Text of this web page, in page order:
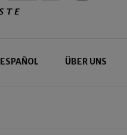
ESPAÑOL ÜBER UNS